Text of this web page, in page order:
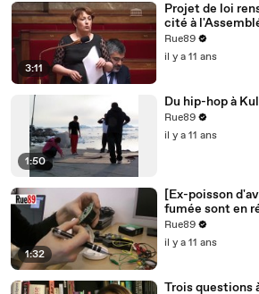
3:11
Projet de loi
cité à
Bernard
Rue89
il y a 11 ans
1:50
Du hip-hop à
Rue89
il y a 11 ans
1:32
[Ex-poisson
fumée sont en
surveillance
Rue89
il y a 11 ans
Trois questions